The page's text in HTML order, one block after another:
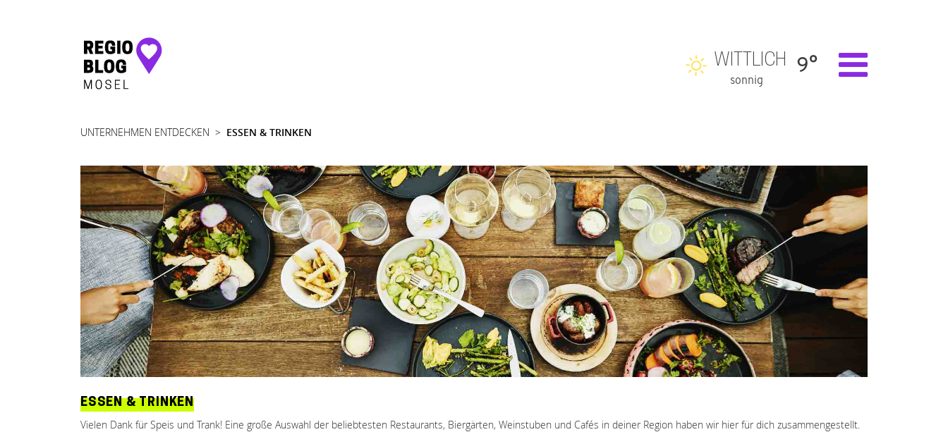
Hauptnavigation
WITTLICH
sonnig
9°
UNTERNEHMEN ENTDECKEN ESSEN & TRINKEN
ESSEN & TRINKEN
Vielen Dank für Speis und Trank! Eine große Auswahl der beliebtesten Restaurants, Biergärten, Weinstuben und Cafés in deiner Region haben wir hier für dich zusammengestellt.